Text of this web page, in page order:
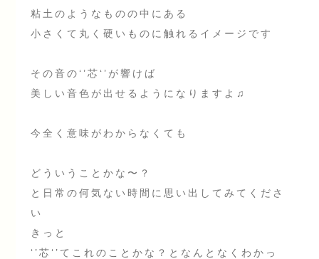
粘土のようなものの中にある
小さくて丸く硬いものに触れるイメージです
その音の‘’芯‘’が響けば
美しい音色が出せるようになりますよ♫
今全く意味がわからなくても
どういうことかな〜？
と日常の何気ない時間に思い出してみてくださ
い
きっと
‘’芯‘’てこれのことかな？となんとなくわかっ